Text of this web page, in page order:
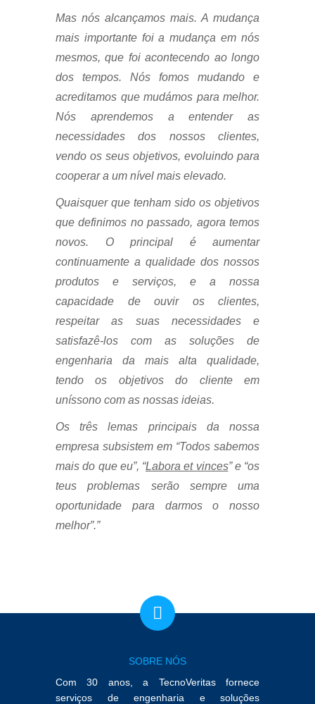
Mas nós alcançamos mais. A mudança
mais importante foi a mudança em nós
mesmos, que foi acontecendo ao longo
dos tempos. Nós fomos mudando e
acreditamos que mudámos para melhor.
Nós aprendemos a entender as
necessidades dos nossos clientes,
vendo os seus objetivos, evoluindo para
cooperar a um nível mais elevado.
Quaisquer que tenham sido os objetivos
que definimos no passado, agora temos
novos. O principal é aumentar
continuamente a qualidade dos nossos
produtos e serviços, e a nossa
capacidade de ouvir os clientes,
respeitar as suas necessidades e
satisfazê-los com as soluções de
engenharia da mais alta qualidade,
tendo os objetivos do cliente em
uníssono com as nossas ideias.
Os três lemas principais da nossa
empresa subsistem em “Todos sabemos
mais do que eu”, “Labora et vinces” e “os
teus problemas serão sempre uma
oportunidade para darmos o nosso
melhor”.”
SOBRE NÓS
Com 30 anos, a TecnoVeritas fornece
serviços de engenharia e soluções